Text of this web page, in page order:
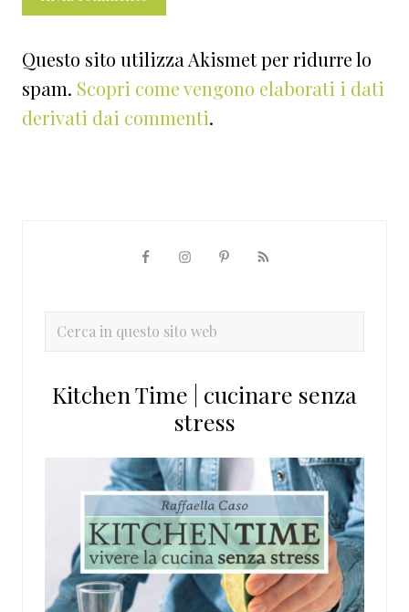
Questo sito utilizza Akismet per ridurre lo
spam. Scopri come vengono elaborati i dati
derivati dai commenti.
primaria
Cerca
sito
Kitchen Time | cucinare senza
stress